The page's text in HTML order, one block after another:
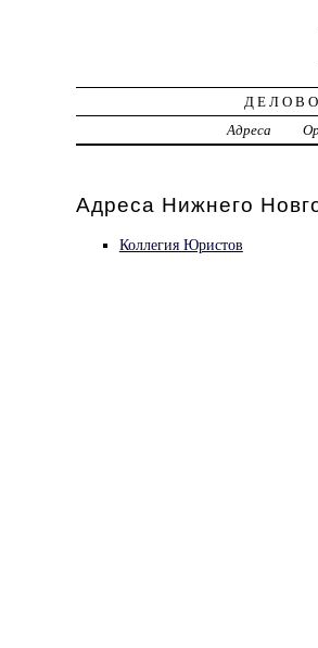
Адреса
Адреса Нижнего
Коллегия Юристов